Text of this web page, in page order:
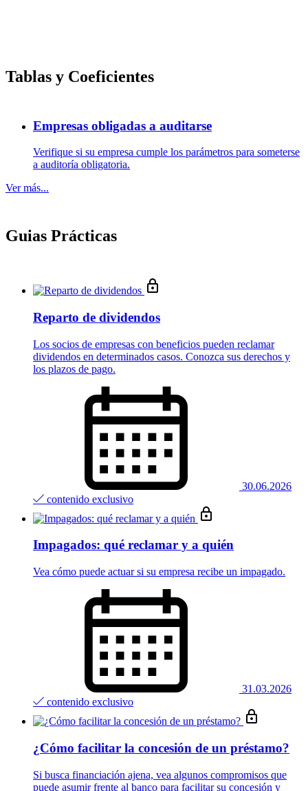
Tablas y Coeficientes
Empresas obligadas a auditarse
Verifique si su empresa cumple los parámetros para someterse
a auditoría obligatoria.
Ver más...
Guias Prácticas
Reparto de dividendos
Los socios de empresas con beneficios pueden reclamar
dividendos en determinados casos. Conozca sus derechos y
los plazos de pago.
30.06.2026
contenido exclusivo
Impagados: qué reclamar y a quién
Vea cómo puede actuar si su empresa recibe un impagado.
31.03.2026
contenido exclusivo
¿Cómo facilitar la concesión de un préstamo?
Si busca financiación ajena, vea algunos compromisos que
puede asumir frente al banco para facilitar su concesión y